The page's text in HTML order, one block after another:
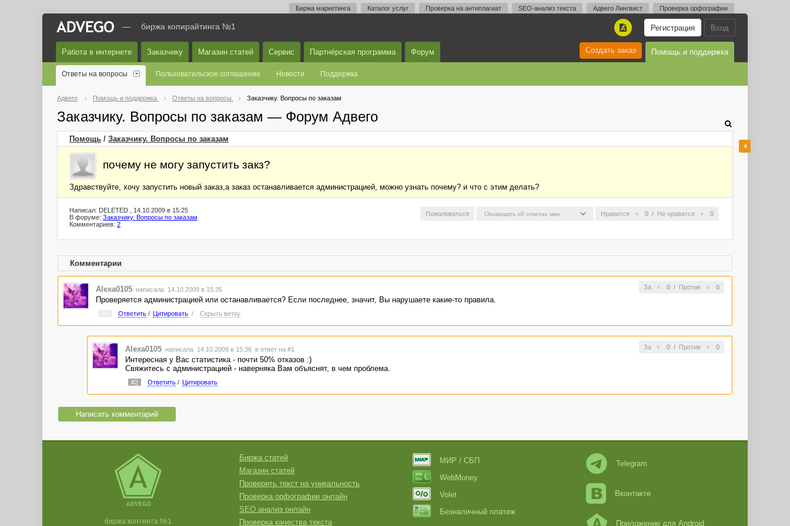
Биржа маркетинга Каталог услуг Проверка на антиплагиат SEO-анализ текста Адвего Лингвист Проверка орфографии
Вход
Регистрация
A
— биржа копирайтинга №1
Работа в интернете Заказчику Магазин статей Сервис Партнёрская программа Форум Помощь и поддержка
Создать заказ
Ответы на вопросы Пользовательское соглашение Новости Поддержка
Адвего Помощь и поддержка Ответы на вопросы Заказчику. Вопросы по заказам
Заказчику. Вопросы по заказам — Форум Адвего
Помощь / Заказчику. Вопросы по заказам
почему не могу запустить закз?
Здравствуйте, хочу запустить новый заказ,а заказ останавливается администрацией, можно узнать почему? и что с этим делать?
Нравится 0 / Не нравится 0
Пожаловаться
Написал: DELETED , 14.10.2009 в 15:25
В форуме: Заказчику. Вопросы по заказам
Комментариев: 2
Комментарии
За 0/ Против 0
Alexa0105 написала 14.10.2009 в 15:35
Проверяется администрацией или останавливается? Если последнее, значит, Вы нарушаете какие-то правила.
Ответить/ Цитировать / Скрыть ветку
За 0/ Против 0
Alexa0105 написала 14.10.2009 в 15:36 в ответ на #1
Интересная у Вас статистика - почти 50% отказов :)
Свяжитесь с администрацией - наверняка Вам объяснят, в чем проблема.
#2 Ответить/ Цитировать
Написать комментарий
биржа контента №1
Биржа статей
Магазин статей
Проверить текст на уникальность
Проверка орфографии онлайн
SEO анализ онлайн
Проверка качества текста
МИР / СБП
WebMoney
Volet
Безналичный платеж
Telegram
Вконтакте
Приложение для Android